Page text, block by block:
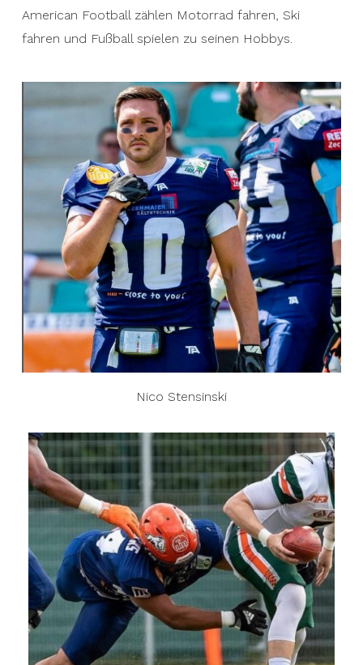
American Football zählen Motorrad fahren, Ski
fahren und Fußball spielen zu seinen Hobbys.
Nico Stensinski